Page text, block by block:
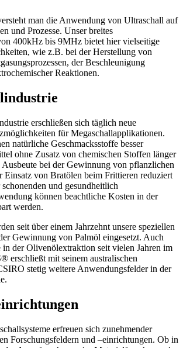
man die Anwendung von Ultraschall auf
und Prozesse. Unser breites
400kHz bis 9MHz bietet hier vielseitige
wie z.B. bei der Herstellung von
der Beschleunigung
Reaktionen.
erschließen sich täglich neue
für Megaschallapplikationen.
natürliche Geschmacksstoffe besser
ohne Zusatz von chemischen Stoffen länger
Ausbeute bei der Gewinnung von pflanzlichen
Einsatz von Bratölen beim Frittieren reduziert
und gesundheitlich
können beachtliche Kosten in der
werden.
seit über einem Jahrzehnt unsere speziellen
Gewinnung von Palmöl eingesetzt. Auch
in der Olivenölextraktion seit vielen Jahren im
erschließt mit seinem australischen
stetig weitere Anwendungsfelder in der
erfreuen sich zunehmender
Forschungsfeldern und –einrichtungen. Ob in